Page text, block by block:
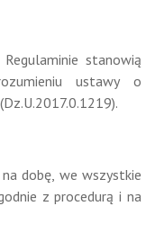
stanowią
ustawy o
dobę, we wszystkie
z procedurą i na